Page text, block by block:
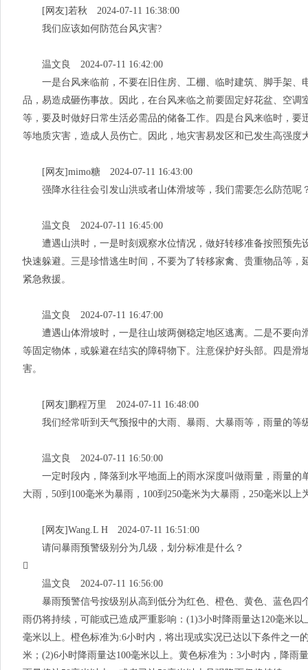
[网友]若秋 2024-07-11 16:38:00
我们应该如何防范台风灾害?
温文良 2024-07-11 16:42:00
一是台风来临前，不要在旧住房、工棚、临时建筑、脚手架、
品，易造成砸伤事故。因此，在台风来临之前要固定好花盆、空
等，要及时做好日常生活必需品的储备工作。四是台风来临时，
等地质灾害，造成人员伤亡。因此，地灾害易发区和已发生高强
[网友]mimo糖 2024-07-11 16:43:00
强降水往往会引发山洪或者山体滑坡等，我们需要怎么防范呢
温文良 2024-07-11 16:45:00
遭遇山洪时，一是时刻观察水位情况，做好转移准备按照预先
快速躲避。三是珍惜逃生时间，不要为了转移家禽、贵重物品等
紧急救援。
温文良 2024-07-11 16:47:00
遭遇山体滑坡时，一是往山坡两侧稳定地区逃离。二是不要向
等固定物体，或躲避在结实的障碍物下。注意保护好头部。四是
害。
[网友]鹏程万里 2024-07-11 16:48:00
我们经常听到天气预报中的大雨、暴雨、大暴雨等，雨量的等
温文良 2024-07-11 16:50:00
一定时段内，降落到水平地面上的雨水深度叫做雨量，雨量的
大雨，50到100毫米为暴雨，100到250毫米为大暴雨，250毫米以
[网友]Wang.L H 2024-07-11 16:51:00
请问暴雨预警级别分为几级，划分标准是什么？

温文良 2024-07-11 16:56:00
暴雨预警信号按级别从高到低分为红色、橙色、黄色、蓝色四
雨仍将持续，可能或已造成严重影响：(1)3小时降雨量达120毫米
毫米以上。橙色标准为:6小时内，将出现或实况已达以下条件之一
米；(2)6小时降雨量达100毫米以上。黄色标准为：3小时内，降雨